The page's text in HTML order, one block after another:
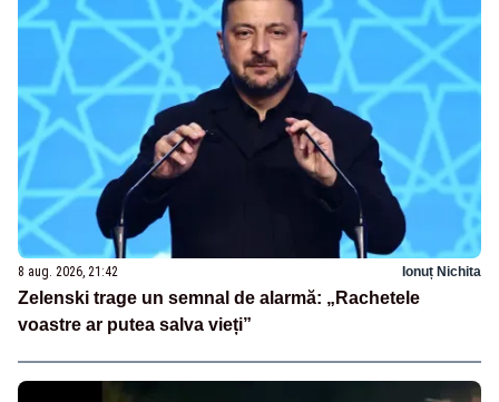
8 aug. 2026, 21:42 Ionuț Nichita
Zelenski trage un semnal de alarmă: „Rachetele
voastre ar putea salva vieți”